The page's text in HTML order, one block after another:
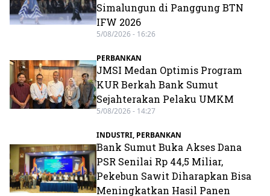
Simalungun di Panggung BTN
IFW 2026
5/08/2026 - 16:26
PERBANKAN
JMSI Medan Optimis Program
KUR Berkah Bank Sumut
Sejahterakan Pelaku UMKM
5/08/2026 - 14:27
INDUSTRI, PERBANKAN
Bank Sumut Buka Akses Dana
PSR Senilai Rp 44,5 Miliar,
Pekebun Sawit Diharapkan Bisa
Meningkatkan Hasil Panen